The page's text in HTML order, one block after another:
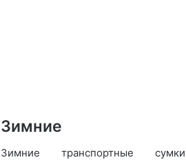
Зимние
Зимние транспортные сумки